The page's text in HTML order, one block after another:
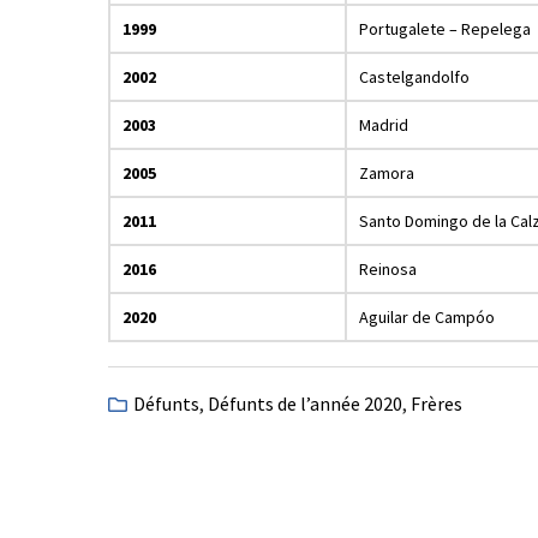
1999 Portugalete – Repelega
2002 Castelgandolfo
2003 Madrid
2005 Zamora
2011 Santo Domingo de la
2016 Reinosa
2020 Aguilar de Campóo
Défunts, Défunts de l’année 2020, Frères